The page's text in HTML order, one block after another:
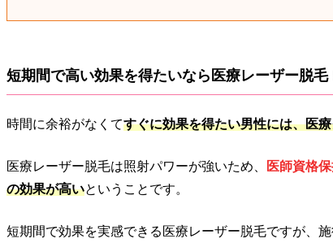
短期間で高い効果を得たいなら医療レーザー脱毛
時間に余裕がなくてすぐに効果を得たい男性には、医
医療レーザー脱毛は照射パワーが強いため、 医師資格
の効果が高いということです。
短期間で効果を実感できる医療レーザー脱毛ですが、